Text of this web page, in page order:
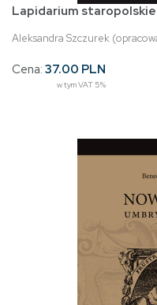
Lapidarium staropolskie
Aleksandra Szczurek
Cena: 37.00 PLN
w tym VAT 5%